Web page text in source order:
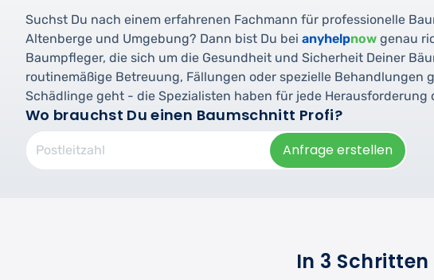
Suchst Du nach einem erfahrenen Fachmann für professionelle
Altenberge und Umgebung? Dann bist Du bei anyhelpnow genau
Baumpfleger, die sich um die Gesundheit und Sicherheit Deiner
routinemäßige Betreuung, Fällungen oder spezielle Behandlungen
Schädlinge geht - die Spezialisten haben für jede Herausforderung
Wo brauchst Du einen Baumschnitt Profi?
Anfrage erstellen
In 3